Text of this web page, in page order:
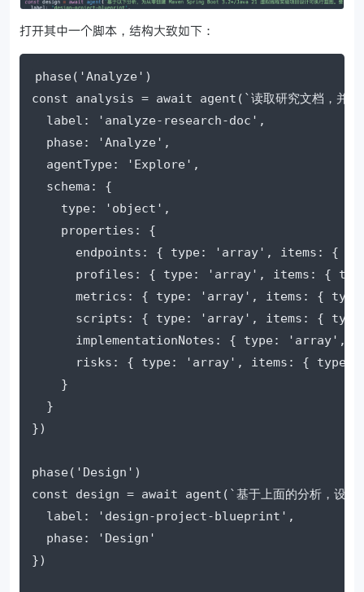
打开其中一个脚本，结构大致如下：
phase('Analyze')
const analysis = await agent(`读取研究文档，并分
  label: 'analyze-research-doc',
  phase: 'Analyze',
  agentType: 'Explore',
  schema: {
    type: 'object',
    properties: {
endpoints: { type: 'array', items: {
profiles: { type: 'array', items: {
metrics: { type: 'array', items: {
scripts: { type: 'array', items: {
implementationNotes: { type: 'array',
risks: { type: 'array', items: { type:
    }
  }
})
phase('Design')
const design = await agent(`基于上面的分析，设计
  label: 'design-project-blueprint',
  phase: 'Design'
})